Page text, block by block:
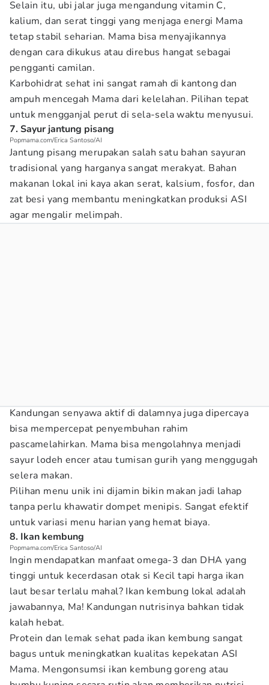
Selain itu, ubi jalar juga mengandung vitamin C,
kalium, dan serat tinggi yang menjaga energi Mama
tetap stabil seharian. Mama bisa menyajikannya
dengan cara dikukus atau direbus hangat sebagai
pengganti camilan.
Karbohidrat sehat ini sangat ramah di kantong dan
ampuh mencegah Mama dari kelelahan. Pilihan tepat
untuk mengganjal perut di sela-sela waktu menyusui.
7. Sayur jantung pisang
Popmama.com/Erica Santoso/AI
Jantung pisang merupakan salah satu bahan sayuran
tradisional yang harganya sangat merakyat. Bahan
makanan lokal ini kaya akan serat, kalsium, fosfor, dan
zat besi yang membantu meningkatkan produksi ASI
agar mengalir melimpah.
Kandungan senyawa aktif di dalamnya juga dipercaya
bisa mempercepat penyembuhan rahim
pascamelahirkan. Mama bisa mengolahnya menjadi
sayur lodeh encer atau tumisan gurih yang menggugah
selera makan.
Pilihan menu unik ini dijamin bikin makan jadi lahap
tanpa perlu khawatir dompet menipis. Sangat efektif
untuk variasi menu harian yang hemat biaya.
8. Ikan kembung
Popmama.com/Erica Santoso/AI
Ingin mendapatkan manfaat omega-3 dan DHA yang
tinggi untuk kecerdasan otak si Kecil tapi harga ikan
laut besar terlalu mahal? Ikan kembung lokal adalah
jawabannya, Ma! Kandungan nutrisinya bahkan tidak
kalah hebat.
Protein dan lemak sehat pada ikan kembung sangat
bagus untuk meningkatkan kualitas kepekatan ASI
Mama. Mengonsumsi ikan kembung goreng atau